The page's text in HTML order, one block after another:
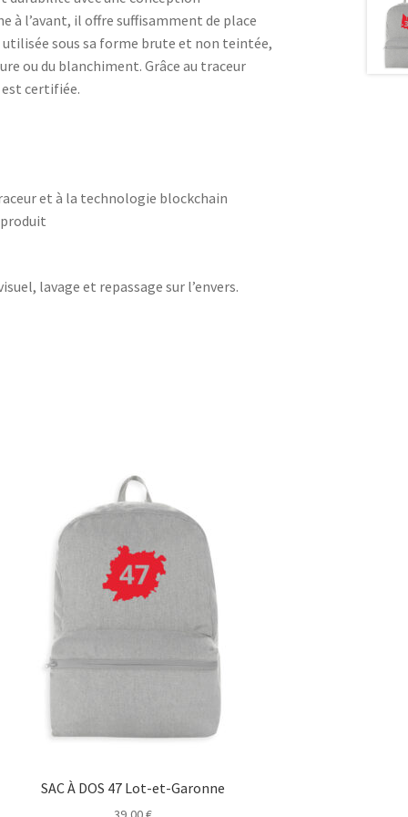
à l’avant, il offre suffisamment de place
sous sa forme brute et non teintée,
ou du blanchiment. Grâce au traceur
certifiée.
et à la technologie blockchain
produit
lavage et repassage sur l’envers.
SAC À DOS 47 Lot-et-Garonne